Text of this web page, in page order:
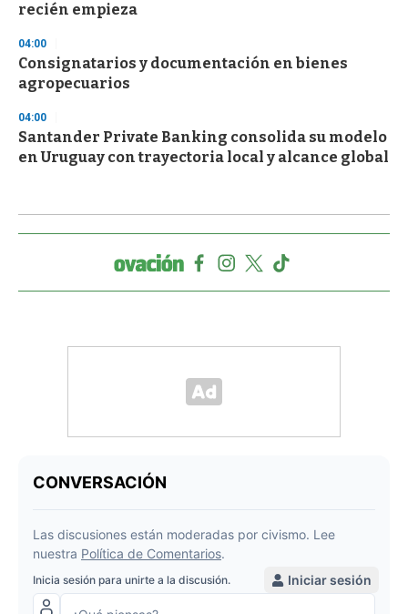
recién empieza
04:00
Consignatarios y documentación en bienes
agropecuarios
04:00
Santander Private Banking consolida su modelo
en Uruguay con trayectoria local y alcance global